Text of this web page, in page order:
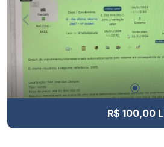
R$ 100,00 L